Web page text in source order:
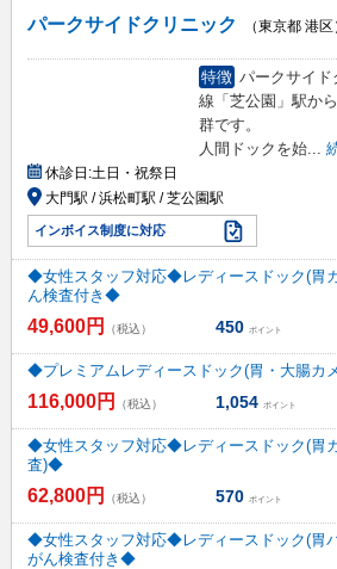
パークサイドクリニック
（東京都 港区
特徴 パークサイド
線「芝公園」駅か
群です。
人間ドックを始...
休診日:土日・祝祭日
大門駅 / 浜松町駅 / 芝公園駅
インボイス制度に対応
◆女性スタッフ対応◆レディースドック(胃
ん検査付き◆
49,600円 （税込） 450 ポイント
◆プレミアムレディースドック(胃・大腸カ
116,000円 （税込） 1,054 ポイント
◆女性スタッフ対応◆レディースドック(胃
査)◆
62,800円 （税込） 570 ポイント
◆女性スタッフ対応◆レディースドック(胃
がん検査付き◆